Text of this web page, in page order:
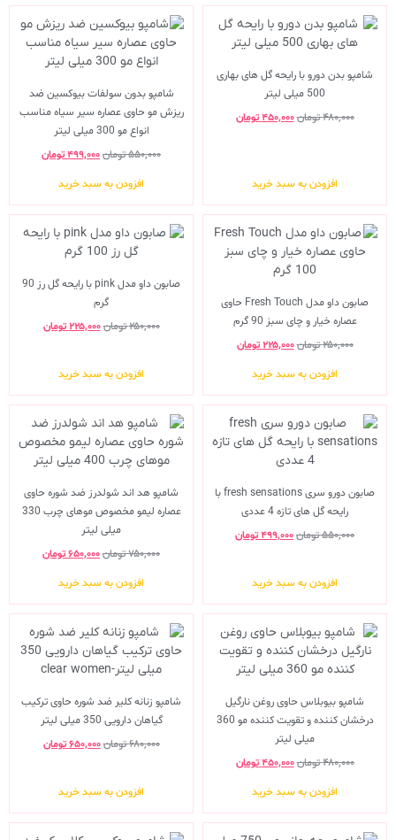
شامپو بدن دورو با رایحه گل های بهاری
500 میلی لیتر
۴۸۰,۰۰۰تومان۴۵۰,۰۰۰ تومان
افزودن به سبد خرید
شامپو بدون سولفات بیوکسین ضد
ریزش مو حاوی عصاره سیر سیاه مناسب
انواع مو 300 میلی لیتر
۵۵۰,۰۰۰تومان۴۹۹,۰۰۰تومان
افزودن به سبد خرید
صابون داو مدل Fresh Touch حاوی
عصاره خیار و چای سبز 90 گرم
۲۵۰,۰۰۰تومان۲۲۵,۰۰۰ تومان
افزودن به سبد خرید
صابون داو مدل pink با رایحه گل رز 90
گرم
۲۵۰,۰۰۰تومان۲۲۵,۰۰۰ تومان
افزودن به سبد خرید
صابون دورو سری fresh sensations با
رایحه گل های تازه 4 عددی
۵۵۰,۰۰۰تومان۴۹۹,۰۰۰تومان
افزودن به سبد خرید
شامپو هد اند شولدرز ضد شوره حاوی
عصاره لیمو مخصوص موهای چرب 330
میلی لیتر
۷۵۰,۰۰۰تومان۶۵۰,۰۰۰تومان
افزودن به سبد خرید
شامپو بیوبلاس حاوی روغن نارگیل
درخشان کننده و تقویت کننده مو 360
میلی لیتر
۴۸۰,۰۰۰تومان۴۵۰,۰۰۰ تومان
افزودن به سبد خرید
شامپو زنانه کلیر ضد شوره حاوی ترکیب
گیاهان دارویی 350 میلی لیتر
۶۸۰,۰۰۰تومان۶۵۰,۰۰۰ تومان
افزودن به سبد خرید